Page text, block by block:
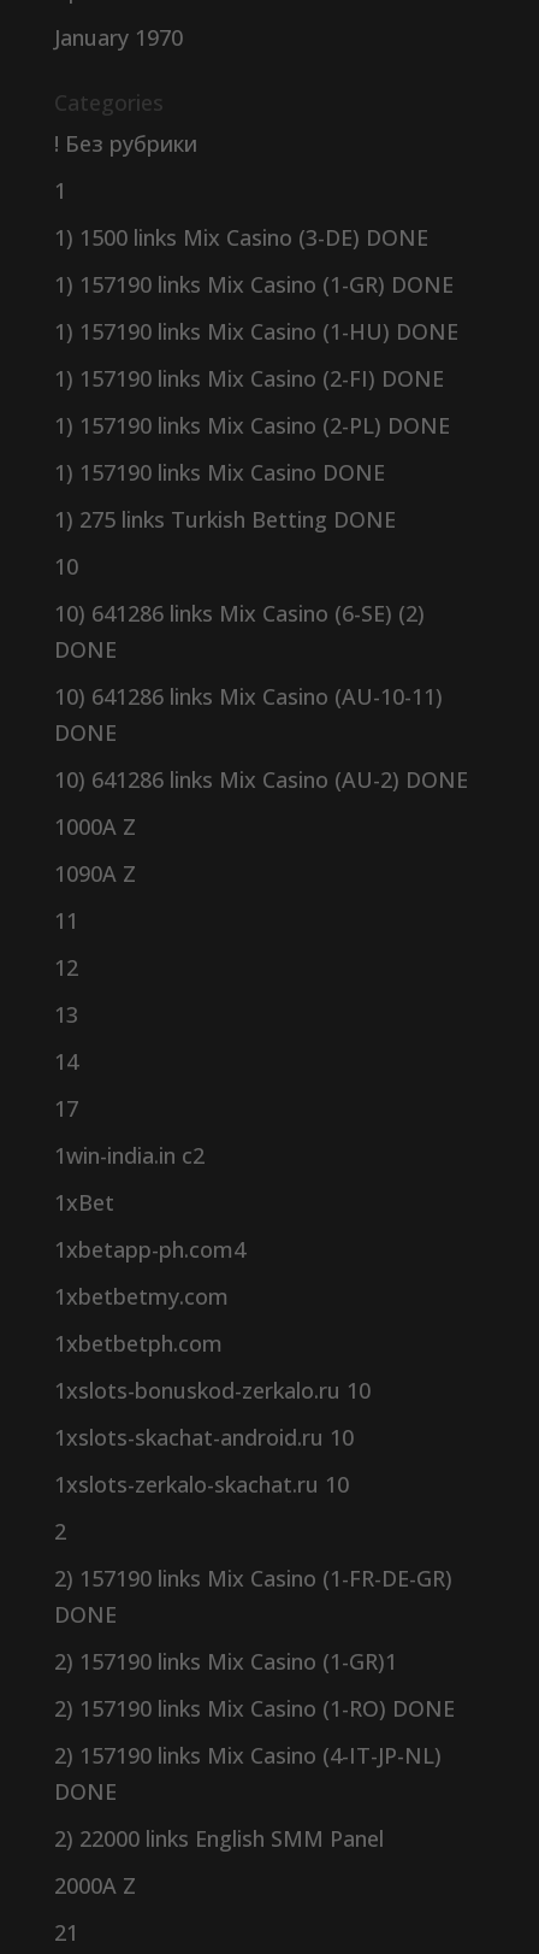
January 1970
Categories
! Без рубрики
1
1) 1500 links Mix Casino (3-DE) DONE
1) 157190 links Mix Casino (1-GR) DONE
1) 157190 links Mix Casino (1-HU) DONE
1) 157190 links Mix Casino (2-FI) DONE
1) 157190 links Mix Casino (2-PL) DONE
1) 157190 links Mix Casino DONE
1) 275 links Turkish Betting DONE
10
10) 641286 links Mix Casino (6-SE) (2)
DONE
10) 641286 links Mix Casino (AU-10-11)
DONE
10) 641286 links Mix Casino (AU-2) DONE
1000A Z
1090A Z
11
12
13
14
17
1win-india.in c2
1xBet
1xbetapp-ph.com4
1xbetbetmy.com
1xbetbetph.com
1xslots-bonuskod-zerkalo.ru 10
1xslots-skachat-android.ru 10
1xslots-zerkalo-skachat.ru 10
2
2) 157190 links Mix Casino (1-FR-DE-GR)
DONE
2) 157190 links Mix Casino (1-GR)1
2) 157190 links Mix Casino (1-RO) DONE
2) 157190 links Mix Casino (4-IT-JP-NL)
DONE
2) 22000 links English SMM Panel
2000A Z
21